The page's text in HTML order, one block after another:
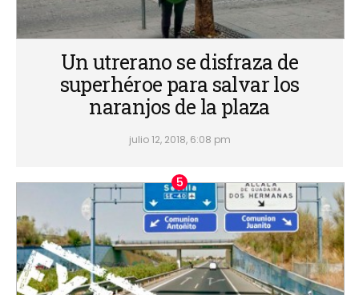
Un utrerano se disfraza de
superhéroe para salvar los
naranjos de la plaza
julio 12, 2018, 6:08 pm